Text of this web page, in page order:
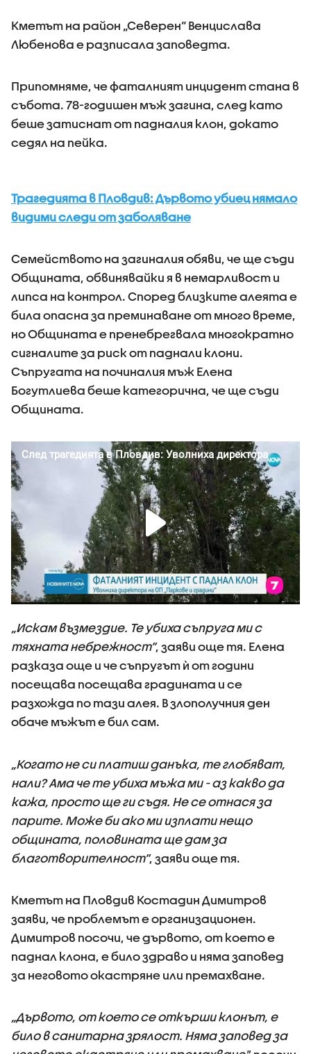
Кметът на район „Северен“ Венцислава
Любенова е разписала заповедта.
Припомняме, че фаталният инцидент стана в
събота. 78-годишен мъж загина, след като
беше затиснат от падналия клон, докато
седял на пейка.
Трагедията в Пловдив: Дървото убиец нямало
видими следи от заболяване
Семейството на загиналия обяви, че ще съди
Общината, обвинявайки я в немарливост и
липса на контрол. Според близките алеята е
била опасна за преминаване от много време,
но Общината е пренебрегвала многократно
сигналите за риск от паднали клони.
Съпругата на починалия мъж Елена
Богутлиева беше категорична, че ще съди
Общината.
„Искам възмездие. Те убиха съпруга ми с
тяхната небрежност”, заяви още тя. Елена
разказа още и че съпругът ѝ от години
посещава посещава градината и се
разхожда по тази алея. В злополучния ден
обаче мъжът е бил сам.
„Когато не си платиш данъка, те глобяват,
нали? Ама че те убиха мъжа ми - аз какво да
кажа, просто ще ги съдя. Не се отнася за
парите. Може би ако ми изплати нещо
общината, половината ще дам за
благотворителност”, заяви още тя.
Кметът на Пловдив Костадин Димитров
заяви, че проблемът е организационен.
Димитров посочи, че дървото, от което е
паднал клона, е било здраво и няма заповед
за неговото окастряне или премахване.
„Дървото, от което се откърши клонът, е
било в санитарна зрялост. Няма заповед за